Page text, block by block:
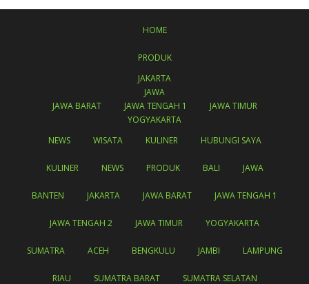
HOME
PRODUK
JAKARTA
JAWA
JAWA BARAT
JAWA TENGAH 1
JAWA TIMUR
YOGYAKARTA
NEWS
WISATA KULINER HUBUNGI SAYA
KULINER NEWS PRODUK BALI JAWA
BANTEN JAKARTA JAWA BARAT JAWA TENGAH 1
JAWA TENGAH 2 JAWA TIMUR YOGYAKARTA
SUMATRA ACEH BENGKULU JAMBI LAMPUNG
RIAU SUMATRA BARAT SUMATRA SELATAN